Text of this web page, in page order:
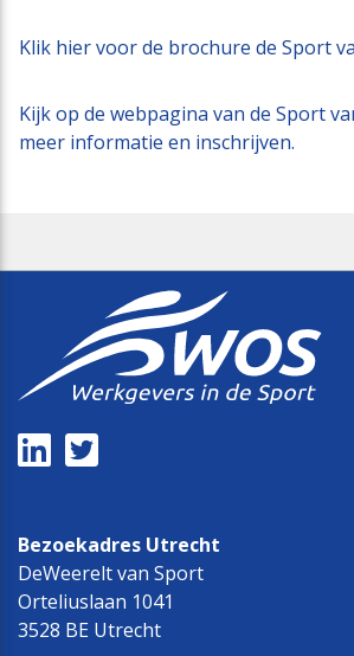
Klik hier voor de brochure de Sport
Kijk op de webpagina van de Sport
meer informatie en inschrijven.
Bezoekadres Utrecht
DeWeerelt van Sport
Orteliuslaan 1041
3528 BE Utrecht